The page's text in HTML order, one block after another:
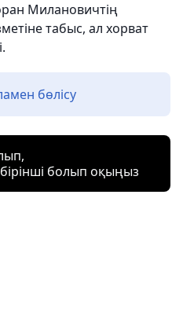
Милановичтің
табыс, ал хорват
бөлісу
болып оқыңыз